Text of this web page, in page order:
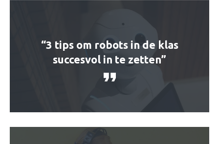
“3 tips om robots in de klas
succesvol in te zetten”